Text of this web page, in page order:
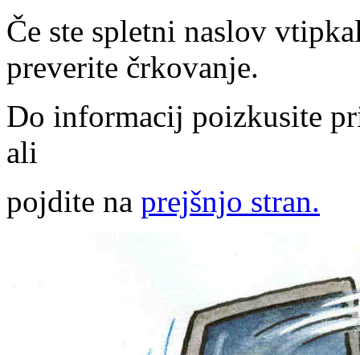
Če ste spletni naslov
preverite črkovanje.
Do informacij poizkusite
ali
pojdite na prejšnjo stran.